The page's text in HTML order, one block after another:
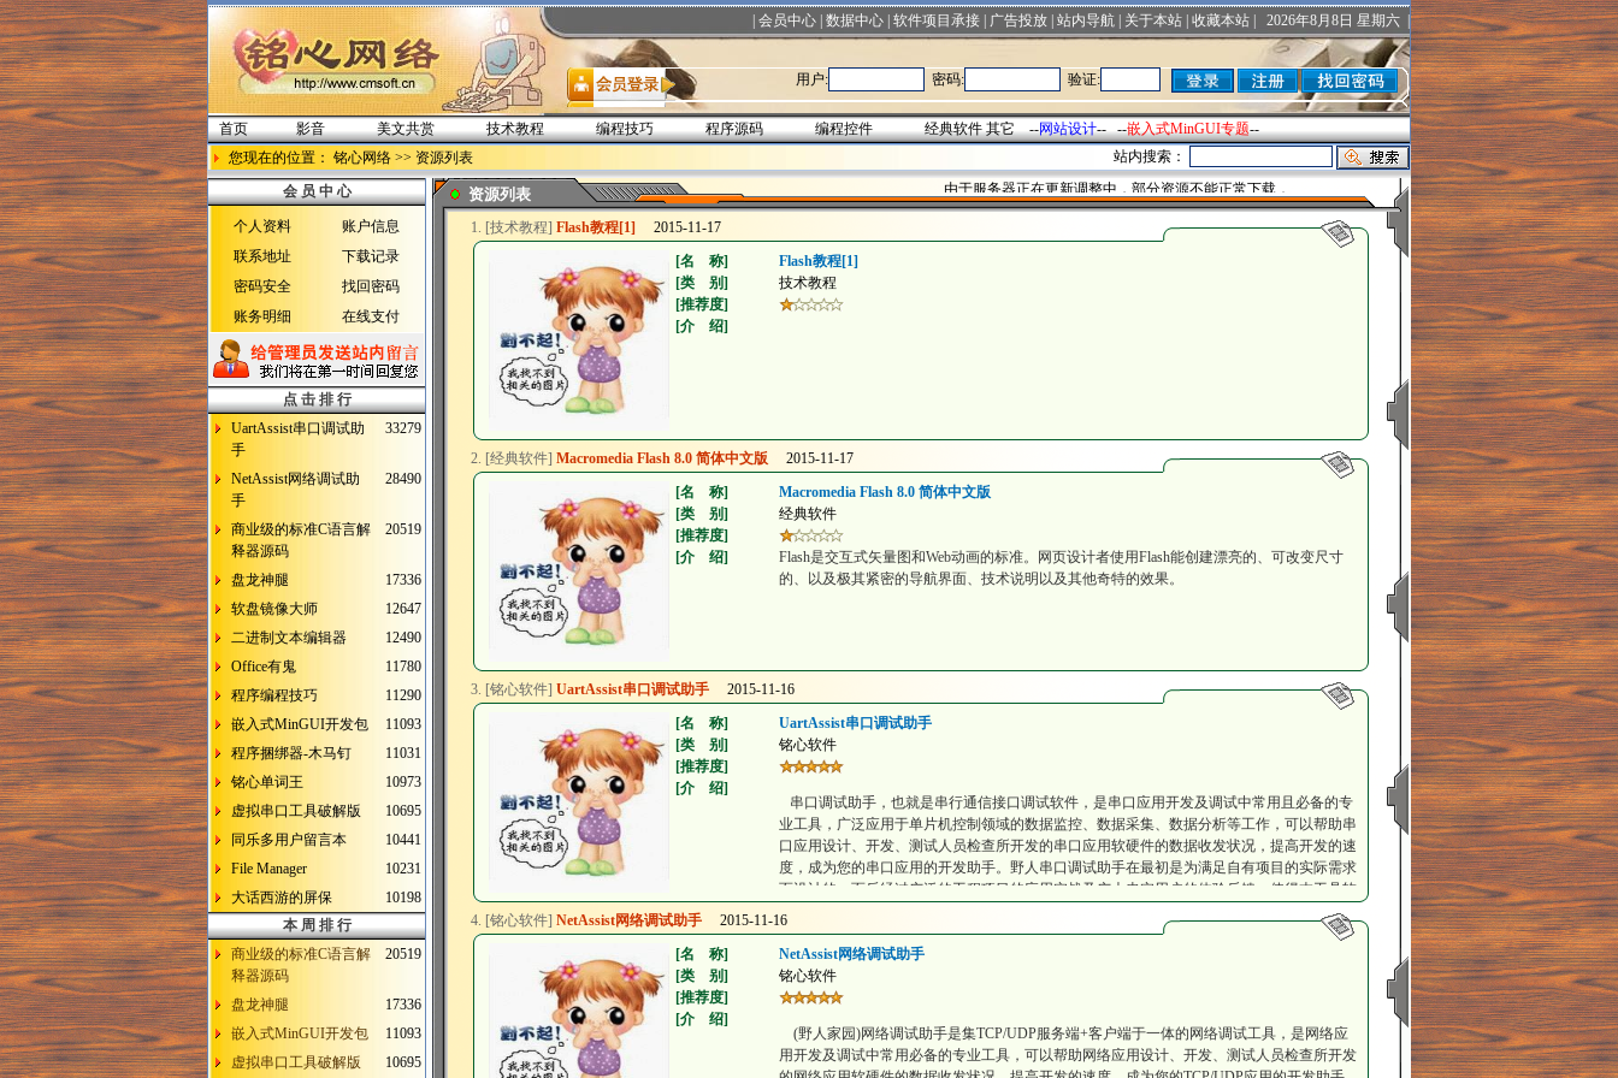
会员中心 数据中心 软件项目承接 广告投放 站内导航 关于本站 收藏本站 2026年8月8日 星期六 |
用户: 密码: 验证:
首页 影音 美文共赏 技术教程 编程技巧 程序源码 编程控件 经典软件 其它 --网站设计-- --嵌入式MinGUI专题--
您现在的位置： 铭心网络 >> 资源列表 站内搜索：
会 员 中 心
个人资料
账户信息
联系地址
下载记录
密码安全
找回密码
账务明细
在线支付
点 击 排 行
UartAssist串口调试助
手
33279
NetAssist网络调试助
手
28490
商业级的标准C语言解
释器源码
20519
盘龙神腿
17336
软盘镜像大师
12647
二进制文本编辑器
12490
Office有鬼
11780
程序编程技巧
11290
嵌入式MinGUI开发包
11093
程序捆绑器-木马钉
11031
铭心单词王
10973
虚拟串口工具破解版
10695
同乐多用户留言本
10441
File Manager
10231
大话西游的屏保
10198
本 周 排 行
商业级的标准C语言解
释器源码
20519
盘龙神腿
17336
嵌入式MinGUI开发包
11093
虚拟串口工具破解版
10695
资源列表 由于服务器正在更新调整中，部分资源不能正常下载．
1. [技术教程] Flash教程[1]
2015-11-17
[名 称]
Flash教程[1]
[类 别]
技术教程
[推荐度]
[介 绍]
2. [经典软件] Macromedia Flash 8.0 简体中文版2015-11-17
[名 称]
Macromedia Flash 8.0 简体中文版
[类 别]
经典软件
[推荐度]
[介 绍]
Flash是交互式矢量图和Web动画的标准。网页设计者使用Flash能创建漂亮的、可改变尺寸
的、以及极其紧密的导航界面、技术说明以及其他奇特的效果。
3. [铭心软件] UartAssist串口调试助手2015-11-16
[名 称]
UartAssist串口调试助手
[类 别]
铭心软件
[推荐度]
[介 绍]
串口调试助手，也就是串行通信接口调试软件，是串口应用开发及调试中常用且必备的专
业工具，广泛应用于单片机控制领域的数据监控、数据采集、数据分析等工作，可以帮助串
口应用设计、开发、测试人员检查所开发的串口应用软硬件的数据收发状况，提高开发的速
度，成为您的串口应用的开发助手。野人串口调试助手在最初是为满足自有项目的实际需求
而设计的，而后经过广泛的工程项目的应用实战及广大忠实用户的体验反馈，使得本工具软
件得到了长足的成长提高。
(野人家园)串口调试助手是绿色免费软件，适用于各版本windows操作系统，只有一个文
件，不需要dotNetFramework框架支持。可以在一台PC上同时启动多个串口调试助手（使用
不同的COM口）。典型应用场合：通过串口调试助手与自行开发的串口程序或者串口设备
进行通信联调。支持多串口，自动监测枚举本地可用串口；自由设置串口号、波特率、校验
等针脚状态位的检测控制。支持ASCII/Hex两种模式的数据收发，发送和接收的数据可以在1
6进制和AscII码之间任意转换；可以自动发送校验位，支持多种校验格式；支持间隔发送，
4. [铭心软件] NetAssist网络调试助手2015-11-16
[名 称]
NetAssist网络调试助手
[类 别]
铭心软件
[推荐度]
[介 绍]
(野人家园)网络调试助手是集TCP/UDP服务端+客户端于一体的网络调试工具，是网络应
用开发及调试中常用必备的专业工具，可以帮助网络应用设计、开发、测试人员检查所开发